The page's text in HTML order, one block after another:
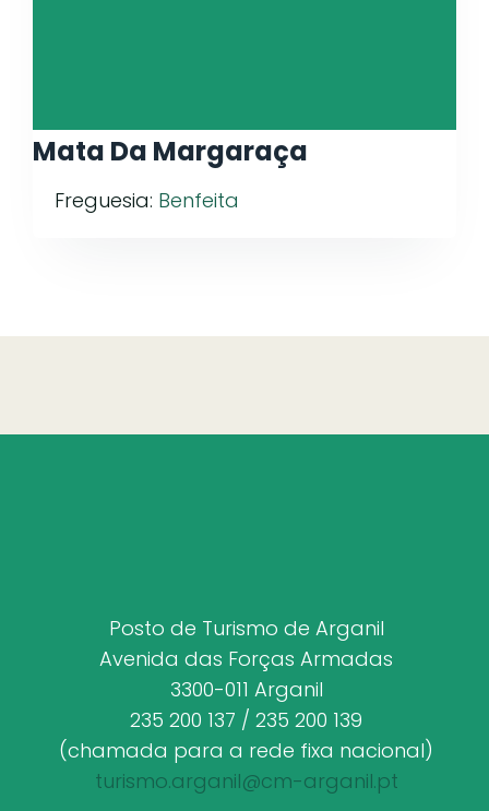
Mata Da Margaraça
Freguesia: Benfeita
Posto de Turismo de Arganil
Avenida das Forças Armadas
3300-011 Arganil
235 200 137 / 235 200 139
(chamada para a rede fixa nacional)
turismo.arganil@cm-arganil.pt